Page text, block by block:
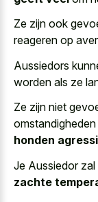
Ze zijn ook
reageren op
Aussiedors
worden als ze
Ze zijn niet
honden
Je Aussiedor
zachte